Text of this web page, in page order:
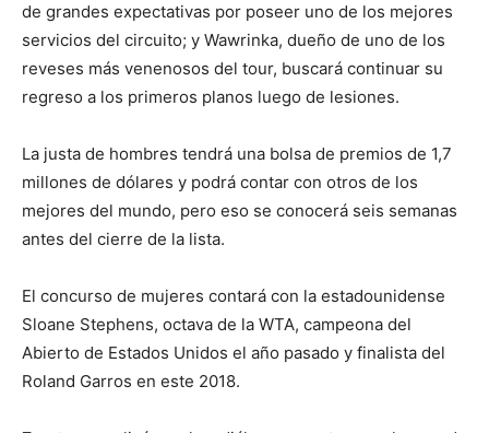
de grandes expectativas por poseer uno de los mejores
servicios del circuito; y Wawrinka, dueño de uno de los
reveses más venenosos del tour, buscará continuar su
regreso a los primeros planos luego de lesiones.
La justa de hombres tendrá una bolsa de premios de 1,7
millones de dólares y podrá contar con otros de los
mejores del mundo, pero eso se conocerá seis semanas
antes del cierre de la lista.
El concurso de mujeres contará con la estadounidense
Sloane Stephens, octava de la WTA, campeona del
Abierto de Estados Unidos el año pasado y finalista del
Roland Garros en este 2018.